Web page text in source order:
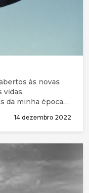
às novas
vidas.
da minha época
É um tema
algum tempo.
mudança cinco
“Senhor,
nação”.
14 dezembro 2022